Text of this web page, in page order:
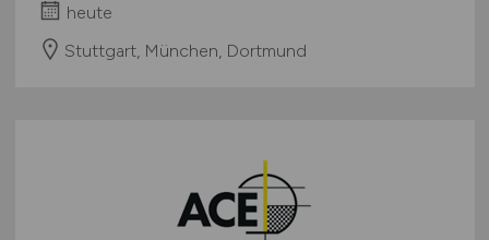
heute
Stuttgart, München, Dortmund